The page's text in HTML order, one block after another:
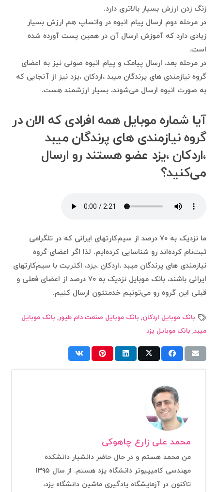
زنگ زدن ارزش بسیار بالاتری دارد.
در مرحله دوم ارسال پیام انبوه در واتساپ هم ارزش بسیار
زیادی دارد که آموزش ارسال آن در همین پست آورده شده
است.
در مرحله بعد، ارسال پیامک و پیام انبوه صوتی نیز به اعضای
گروه نیازمندی های پرندگان میبد ،اردکان ،یزد نیز از آنجایی که
به صورت انبوه ارسال می‌شوند، بسیار ارزشمند هست.
آیا شماره موبایل همه افرادی که الان در
گروه نیازمندی های پرندگان میبد
،اردکان ،یزد عضو هستند رو ارسال
می‌کنید؟
ما نزدیک به ۷۰ درصد از سیم‌کارتهای ایرانی که در تلگرامی
ثبت‌نام کرده‌اند رو شناسایی کرده‌ایم. لذا اگر اعضای گروه
نیازمندی های پرندگان میبد ،اردکان ،یزد، اکثریت با سیم‌کارتهای
ایرانی باشند، بانک موبایل نزدیک به ۷۰ درصد از اعضای فعلی و
قبلی این گروه رو می‌تونیم خدمتتون ارسال کنیم.
بانک موبایل اردکان, بانک موبایل صنعت دام طیور, بانک موبایل
میبد, بانک موبایل یزد
محمد علی زارع چاهوکی
من محمد هستم و در حال حاضر دانشیار دانشکده
مهندسی کامیپیوتر دانشگاه یزد هستم. از سال ۱۳۹۵
تاکنون در آزمایشگاه یادگیری ماشین دانشگاه یزد،